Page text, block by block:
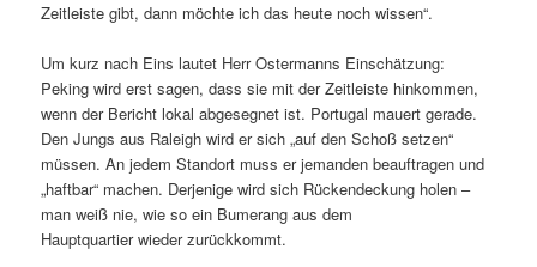
Zeitleiste gibt, dann möchte ich das heute noch wissen“.
Um kurz nach Eins lautet Herr Ostermanns Einschätzung:
Peking wird erst sagen, dass sie mit der Zeitleiste hinkommen,
wenn der Bericht lokal abgesegnet ist. Portugal mauert gerade.
Den Jungs aus Raleigh wird er sich „auf den Schoß setzen“
müssen. An jedem Standort muss er jemanden beauftragen und
„haftbar“ machen. Derjenige wird sich Rückendeckung holen –
man weiß nie, wie so ein Bumerang aus dem
Hauptquartier wieder zurückkommt.